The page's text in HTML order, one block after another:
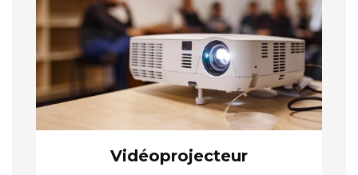
Vidéoprojecteur